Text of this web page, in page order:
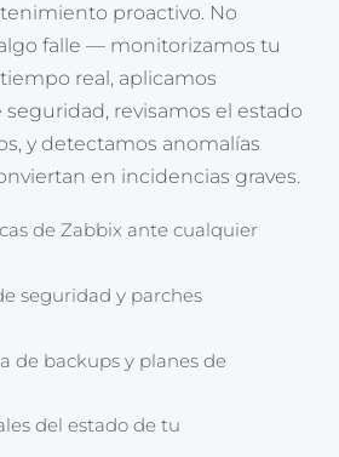
proactivo. No
falle — monitorizamos tu
real, aplicamos
revisamos el estado
y detectamos anomalías
en incidencias graves.
de Zabbix ante cualquier
seguridad y parches
de backups y planes de
del estado de tu